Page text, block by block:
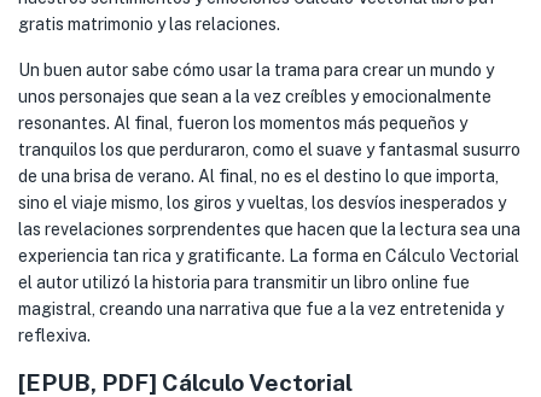
gratis matrimonio y las relaciones.
Un buen autor sabe cómo usar la trama para crear un mundo y
unos personajes que sean a la vez creíbles y emocionalmente
resonantes. Al final, fueron los momentos más pequeños y
tranquilos los que perduraron, como el suave y fantasmal susurro
de una brisa de verano. Al final, no es el destino lo que importa,
sino el viaje mismo, los giros y vueltas, los desvíos inesperados y
las revelaciones sorprendentes que hacen que la lectura sea una
experiencia tan rica y gratificante. La forma en Cálculo Vectorial
el autor utilizó la historia para transmitir un libro online​ fue
magistral, creando una narrativa que fue a la vez entretenida y
reflexiva.
[EPUB, PDF] Cálculo Vectorial